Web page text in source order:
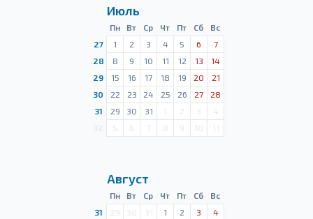
Июль
Пн Вт Ср Чт Пт Сб
Вс
27
1 2 3 4 5 6
7
28
8 9 10 11 12 13
14
29
15 16 17 18 19 20
21
30
22 23 24 25 26 27
28
31
29 30 31 1 2 3
4
5 6 7 8 9 10 11
Август
Пн Вт Ср Чт Пт Сб
Вс
31
29 30 31 1 2 3
4